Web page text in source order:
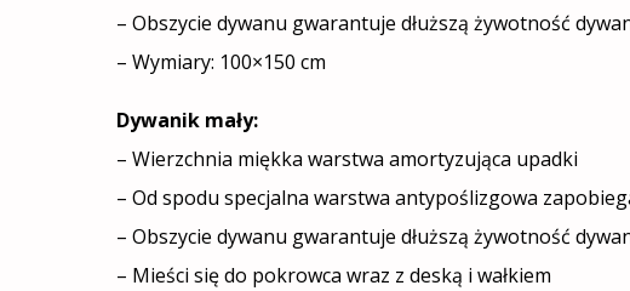
– Obszycie dywanu gwarantuje dłuższą żywotność
– Wymiary: 100×150 cm
Dywanik mały:
– Wierzchnia miękka warstwa amortyzująca upadki
– Od spodu specjalna warstwa antypoślizgowa
– Obszycie dywanu gwarantuje dłuższą żywotność
– Mieści się do pokrowca wraz z deską i wałkiem